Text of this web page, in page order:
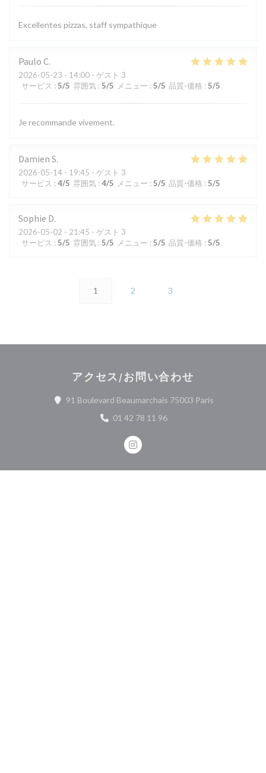
Excellentes pizzas, staff sympathique
Paulo C
2026-05-23 - 14:00 - ゲスト 3
サービス : 5/5 雰囲気 : 5/5 メニュー : 5/5 品質-価格 : 5/5
Je recommande vivement.
Damien S
2026-05-14 - 19:45 - ゲスト 3
サービス : 4/5 雰囲気 : 4/5 メニュー : 5/5 品質-価格 : 5/5
Sophie D
2026-05-02 - 21:45 - ゲスト 3
サービス : 5/5 雰囲気 : 5/5 メニュー : 5/5 品質-価格 : 5/5
1 2 3
アクセス/お問い合わせ
91 Boulevard Beaumarchais 75003 Paris
01 42 78 11 96
Instagram ((新しいウィンドウ